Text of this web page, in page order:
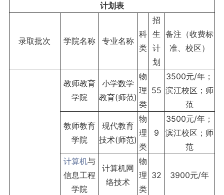
计划表
录取批次 学院名称 专业名称
科
类
招
生
计
划
备注（收费标
准、校区）
教师教育
学院
小学数学
教育(师范)
物
理
类
55
3500元/年；
滨江校区；师
范
教师教育
学院
现代教育
技术(师范)
物
理
类
9
3500元/年；
滨江校区；师
范
计算机与
信息工程
学院
计算机网
络技术
物
理
类
32 3900元/年